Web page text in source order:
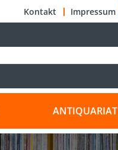
Kontakt Impressum
ANTIQUARIAT